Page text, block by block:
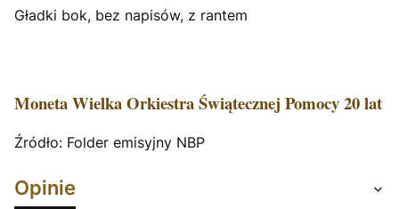
Gładki bok, bez napisów, z rantem
Moneta Wielka Orkiestra Świątecznej Pomocy 20 lat
Źródło: Folder emisyjny NBP
Opinie